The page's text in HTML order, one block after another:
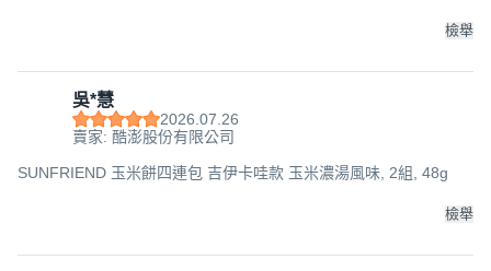
檢舉
吳*慧
2026.07.26
賣家: 酷澎股份有限公司
SUNFRIEND 玉米餅四連包 吉伊卡哇款 玉米濃湯風味, 2組, 48g
檢舉